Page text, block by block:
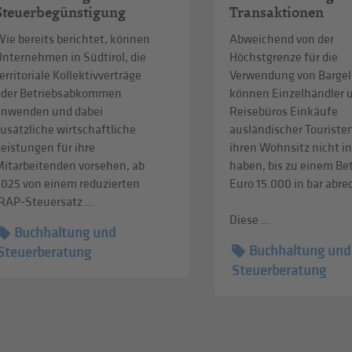
bereits berichtet, können
in Südtirol, die
Kollektivverträge
Betriebsabkommen
und dabei
wirtschaftliche
für ihre
vorsehen, ab
von einem reduzierten
Steuersatz ...
Buchhaltung und
Transaktionen
Abweichend von der
Höchstgrenze für die
Verwendung von
können Einzelhändler
Reisebüros Einkäufe
ausländischer
ihren Wohnsitz nicht
haben, bis zu einem
Euro 15.000 in bar
Diese ...
Buchhaltung und
Steuerberatung